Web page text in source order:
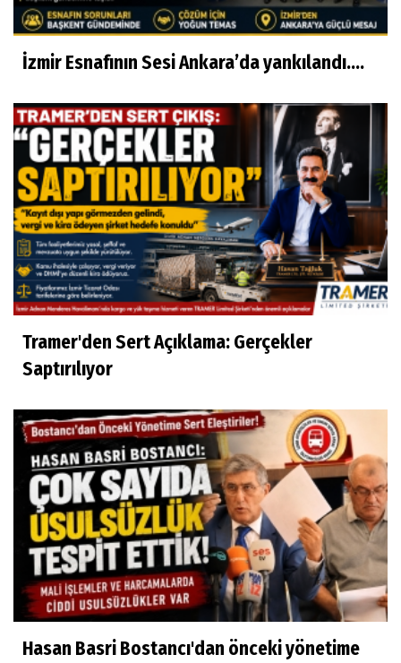
İzmir Esnafının Sesi Ankara’da yankılandı….
Tramer'den Sert Açıklama: Gerçekler
Saptırılıyor
Hasan Basri Bostancı'dan önceki yönetime